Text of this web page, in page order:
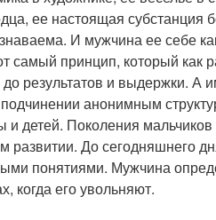
ее настоящая
И мужчина ее себе
самый принцип, который как
до результатов и выдержки.
анонимным
детей. Поколения
развитии. До сегодняшнего
понятиями. Мужчина
когда его увольняют.